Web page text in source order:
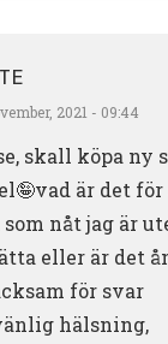
2021 - 09:44
skall köpa ny
är det
som nåt jag är
eller är det
för svar
hälsning,